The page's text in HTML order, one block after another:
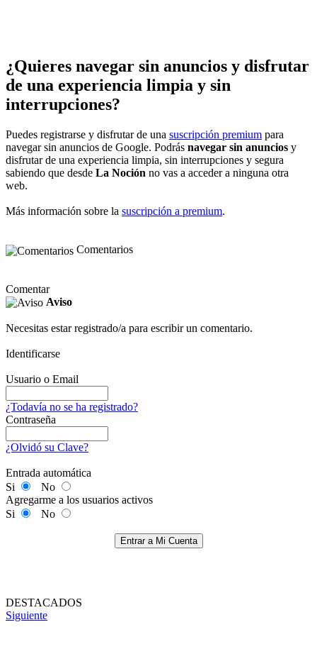
¿Quieres navegar sin anuncios y disfrutar
de una experiencia limpia y sin
interrupciones?
Puedes registrarse y disfrutar de una suscripción premium para
navegar sin anuncios de Google. Podrás navegar sin anuncios y
disfrutar de una experiencia limpia, sin interrupciones y segura
sabiendo que desde La Noción no vas a acceder a ninguna otra
web.
Más información sobre la suscripción a premium.
Comentarios
Comentar
Aviso
Necesitas estar registrado/a para escribir un comentario.
Identificarse
Usuario o Email
¿Todavía no se ha registrado?
Contraseña
¿Olvidó su Clave?
Entrada automática
Si
No
Agregarme a los usuarios activos
Si
No
Entrar a Mi Cuenta
DESTACADOS
Siguiente